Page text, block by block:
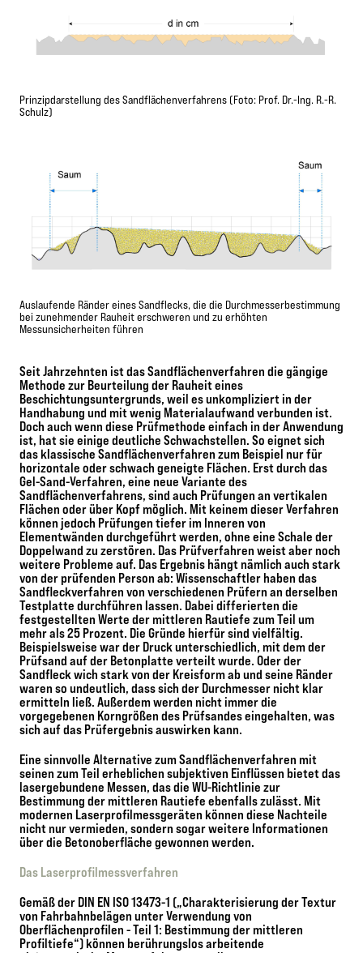
Prinzipdarstellung des Sandflächenverfahrens (Foto: Prof. Dr.-Ing. R.-R.
Schulz)
Auslaufende Ränder eines Sandflecks, die die Durchmesserbestimmung
bei zunehmender Rauheit erschweren und zu erhöhten
Messunsicherheiten führen
Seit Jahrzehnten ist das Sandflächenverfahren die gängige
Methode zur Beurteilung der Rauheit eines
Beschichtungsuntergrunds, weil es unkompliziert in der
Handhabung und mit wenig Materialaufwand verbunden ist.
Doch auch wenn diese Prüfmethode einfach in der Anwendung
ist, hat sie einige deutliche Schwachstellen. So eignet sich
das klassische Sandflächenverfahren zum Beispiel nur für
horizontale oder schwach geneigte Flächen. Erst durch das
Gel-Sand-Verfahren, eine neue Variante des
Sandflächenverfahrens, sind auch Prüfungen an vertikalen
Flächen oder über Kopf möglich. Mit keinem dieser Verfahren
können jedoch Prüfungen tiefer im Inneren von
Elementwänden durchgeführt werden, ohne eine Schale der
Doppelwand zu zerstören. Das Prüfverfahren weist aber noch
weitere Probleme auf. Das Ergebnis hängt nämlich auch stark
von der prüfenden Person ab: Wissenschaftler haben das
Sandfleckverfahren von verschiedenen Prüfern an derselben
Testplatte durchführen lassen. Dabei differierten die
festgestellten Werte der mittleren Rautiefe zum Teil um
mehr als 25 Prozent. Die Gründe hierfür sind vielfältig.
Beispielsweise war der Druck unterschiedlich, mit dem der
Prüfsand auf der Betonplatte verteilt wurde. Oder der
Sandfleck wich stark von der Kreisform ab und seine Ränder
waren so undeutlich, dass sich der Durchmesser nicht klar
ermitteln ließ. Außerdem werden nicht immer die
vorgegebenen Korngrößen des Prüfsandes eingehalten, was
sich auf das Prüfergebnis auswirken kann.
Eine sinnvolle Alternative zum Sandflächenverfahren mit
seinen zum Teil erheblichen subjektiven Einflüssen bietet das
lasergebundene Messen, das die WU-Richtlinie zur
Bestimmung der mittleren Rautiefe ebenfalls zulässt. Mit
modernen Laserprofilmessgeräten können diese Nachteile
nicht nur vermieden, sondern sogar weitere Informationen
über die Betonoberfläche gewonnen werden.
Das Laserprofilmessverfahren
Gemäß der DIN EN ISO 13473-1 („Charakterisierung der Textur
von Fahrbahnbelägen unter Verwendung von
Oberflächenprofilen - Teil 1: Bestimmung der mittleren
Profiltiefe“) können berührungslos arbeitende